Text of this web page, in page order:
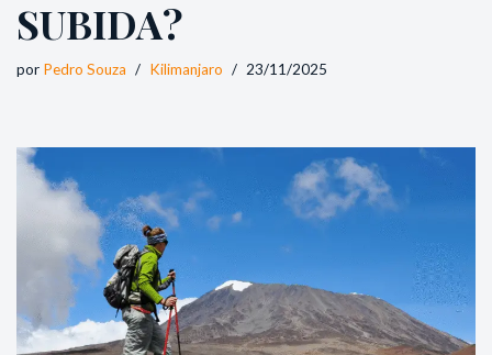
SUBIDA?
por Pedro Souza Kilimanjaro 23/11/2025